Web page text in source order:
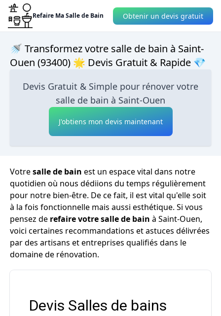
Refaire Ma Salle de Bain Obtenir un devis gratuit
🚿 Transformez votre salle de bain à Saint-
Ouen (93400) 🌟 Devis Gratuit & Rapide 💎
Devis Gratuit & Simple pour rénover votre
salle de bain à Saint-Ouen
J'obtiens mon devis maintenant
Votresalle de bain est un espace vital dans notre
quotidien où nous dédiions du temps régulièrement
pour notre bien-être. De ce fait, il est vital qu'elle soit
à la fois fonctionnelle mais aussi esthétique. Si vous
pensez de refaire votre salle de bain à Saint-Ouen,
voici certaines recommandations et astuces délivrées
par des artisans et entreprises qualifiés dans le
domaine de rénovation.
Devis Salles de bains